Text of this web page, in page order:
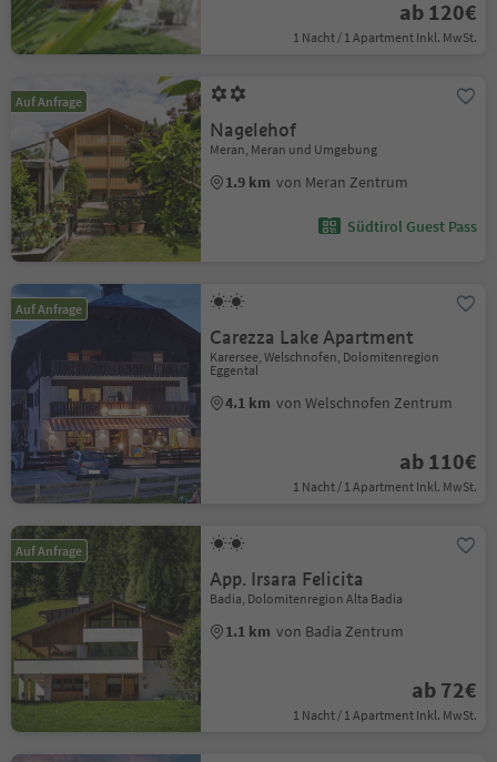
ab 120€
1 Nacht / 1 Apartment Inkl. MwSt.
Auf Anfrage
Nagelehof
Meran, Meran und Umgebung
1.9 km von Meran Zentrum
Südtirol Guest Pass
Auf Anfrage
Carezza Lake Apartment
Karersee, Welschnofen, Dolomitenregion
Eggental
4.1 km von Welschnofen Zentrum
ab 110€
1 Nacht / 1 Apartment Inkl. MwSt.
Auf Anfrage
App. Irsara Felicita
Badia, Dolomitenregion Alta Badia
1.1 km von Badia Zentrum
ab 72€
1 Nacht / 1 Apartment Inkl. MwSt.